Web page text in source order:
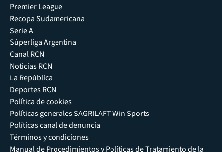
Premier League
Recopa Sudamericana
Serie A
Súperliga Argentina
Canal RCN
Noticias RCN
La República
Deportes RCN
Política de cookies
Políticas generales SAGRILAFT Win Sports
Políticas canal de denuncia
Términos y condiciones
Manual de Procedimientos y Políticas de Tratamiento de la